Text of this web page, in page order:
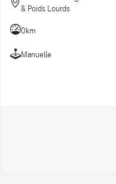
& Poids Lourds
0km
Manuelle